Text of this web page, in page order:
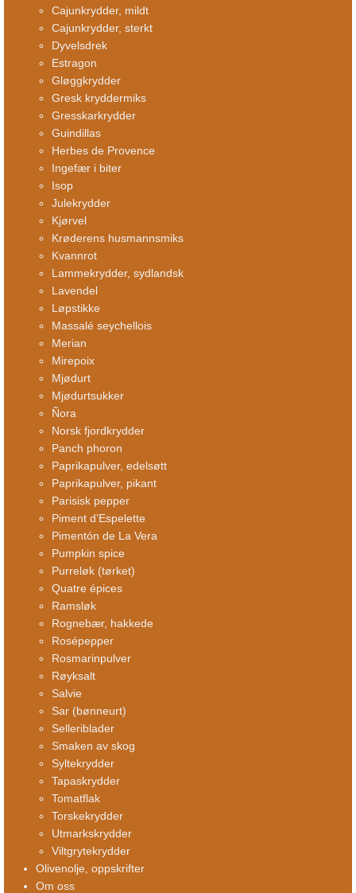
Cajunkrydder, mildt
Cajunkrydder, sterkt
Dyvelsdrek
Estragon
Gløggkrydder
Gresk kryddermiks
Gresskarkrydder
Guindillas
Herbes de Provence
Ingefær i biter
Isop
Julekrydder
Kjørvel
Krøderens husmannsmiks
Kvannrot
Lammekrydder, sydlandsk
Lavendel
Løpstikke
Massalé seychellois
Merian
Mirepoix
Mjødurt
Mjødurtsukker
Ñora
Norsk fjordkrydder
Panch phoron
Paprikapulver, edelsøtt
Paprikapulver, pikant
Parisisk pepper
Piment d’Espelette
Pimentón de La Vera
Pumpkin spice
Purreløk (tørket)
Quatre épices
Ramsløk
Rognebær, hakkede
Rosépepper
Rosmarinpulver
Røyksalt
Salvie
Sar (bønneurt)
Selleriblader
Smaken av skog
Syltekrydder
Tapaskrydder
Tomatflak
Torskekrydder
Utmarkskrydder
Viltgrytekrydder
Olivenolje, oppskrifter
Om oss